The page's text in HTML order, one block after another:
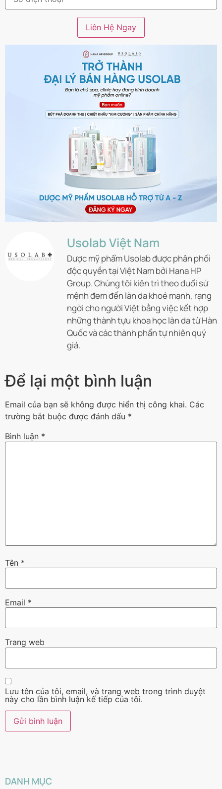
Usolab Việt Nam
Dược mỹ phẩm Usolab được phân phối
độc quyền tại Việt Nam bởi Hana HP
Group. Chúng tôi kiên trì theo đuổi sứ
mệnh đem đến làn da khoẻ mạnh, rạng
ngời cho người Việt bằng việc kết hợp
những thành tựu khoa học làn da từ Hàn
Quốc và các thành phần tự nhiên quý
giá.
Để lại một bình luận
Email của bạn sẽ không được hiển thị công khai. Các
trường bắt buộc được đánh dấu *
Bình luận *
Tên *
Email *
Trang web
Lưu tên của tôi, email, và trang web trong trình duyệt
này cho lần bình luận kế tiếp của tôi.
DANH MỤC